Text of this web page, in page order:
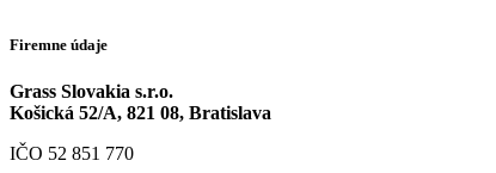
Firemne údaje
Grass Slovakia s.r.o.
Košická 52/A, 821 08, Bratislava
IČO 52 851 770